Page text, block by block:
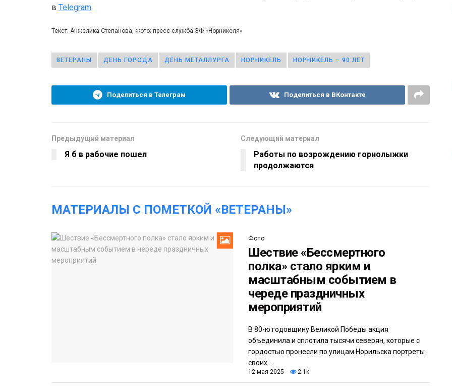
в Telegram.
Текст: Анжелика Степанова, Фото: пресс-служба ЗФ «Норникеля»
ВЕТЕРАНЫ ДЕНЬ ГОРОДА ДЕНЬ МЕТАЛЛУРГА НОРНИКЕЛЬ НОРНИКЕЛЬ – 90 ЛЕТ
Поделиться в Телеграм Поделиться в ВКонтакте
Предыдущий материал
Я б в рабочие пошел
Следующий материал
Работы по возрождению горнолыжки
продолжаются
МАТЕРИАЛЫ С ПОМЕТКОЙ «ВЕТЕРАНЫ»
Фото
Шествие «Бессмертного
полка» стало ярким и
масштабным событием в
череде праздничных
мероприятий
В 80-ю годовщину Великой Победы акция
объединила и сплотила тысячи северян, которые с
гордостью пронесли по улицам Норильска портреты
своих...
12 мая 2025 2.1k